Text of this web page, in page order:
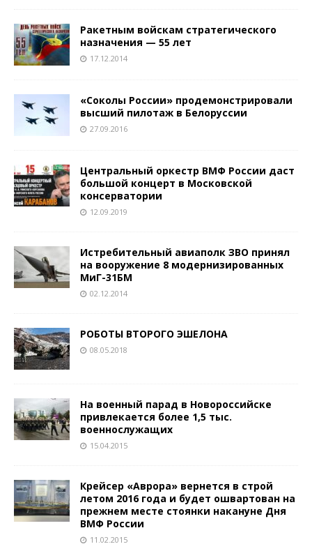
Ракетным войскам стратегического
назначения — 55 лет
17.12.2014
«Соколы России» продемонстрировали
высший пилотаж в Белоруссии
27.09.2016
Центральный оркестр ВМФ России даст
большой концерт в Московской
консерватории
12.09.2019
Истребительный авиаполк ЗВО принял
на вооружение 8 модернизированных
МиГ-31БМ
02.12.2014
РОБОТЫ ВТОРОГО ЭШЕЛОНА
08.05.2018
На военный парад в Новороссийске
привлекается более 1,5 тыс.
военнослужащих
15.04.2015
Крейсер «Аврора» вернется в строй
летом 2016 года и будет ошвартован на
прежнем месте стоянки накануне Дня
ВМФ России
11.02.2015